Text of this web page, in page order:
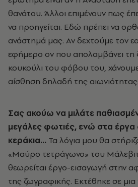
θανάτου. Άλλοι επιμένουν πως
να προηγείται. Εδώ πρέπει να
ανάστημά μας. Αν δεχτούμε τον
εφήμερο ον που απολαμβάνει τη
κουκούλι του φόβου του,
αίσθηση δηλαδή της αιωνιότητας.
Σας ακούω να μιλάτε
μεγάλες φωτιές, ενώ στα
κεράκια... Τα λόγια μου θα
«Μαύρο τετράγωνο» του
θεωρείται έργο-εισαγωγή στην
της ζωγραφικής. Εκτέθηκε σε